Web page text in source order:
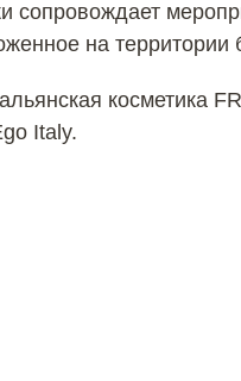
сопровождает
на
косметика
Italy.